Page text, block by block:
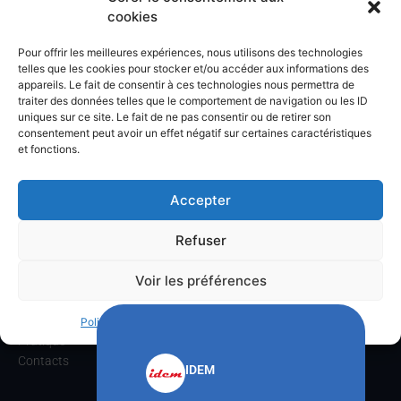
cookies
Pour offrir les meilleures expériences, nous utilisons des technologies
telles que les cookies pour stocker et/ou accéder aux informations des
appareils. Le fait de consentir à ces technologies nous permettra de
traiter des données telles que le comportement de navigation ou les ID
uniques sur ce site. Le fait de ne pas consentir ou de retirer son
consentement peut avoir un effet négatif sur certaines caractéristiques
et fonctions.
Accepter
Refuser
Voir les préférences
Politique de cookies
IDEM
Club Nautique de la Marine à Toulon,
Infrastructures sportives nautiques,
Base Navale de Toulon, 83000 Toulon.
Lundi au vendredi : 7h30/12h00 – 13h30/17h00
Activités voiles
Contacts